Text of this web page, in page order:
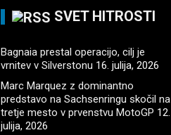
SVET HITROSTI
Bagnaia prestal operacijo, cilj je
vrnitev v Silverstonu 16. julija, 2026
Marc Marquez z dominantno
predstavo na Sachsenringu skočil na
tretje mesto v prvenstvu MotoGP 12.
julija, 2026